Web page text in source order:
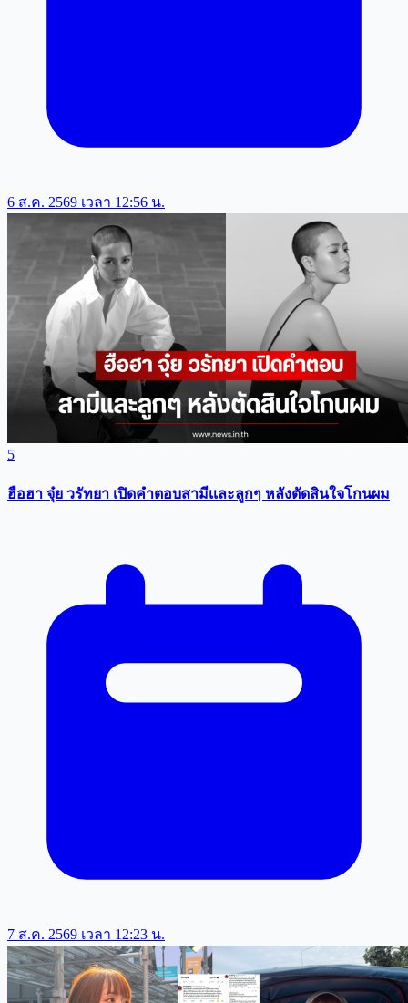
6 ส.ค. 2569 เวลา 12:56 น.
5
ฮือฮา จุ๋ย วรัทยา เปิดคำตอบสามีเเละลูกๆ หลังตัดสินใจโกนผม
7 ส.ค. 2569 เวลา 12:23 น.